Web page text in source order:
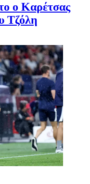
ο Καρέτσας
Τζόλη